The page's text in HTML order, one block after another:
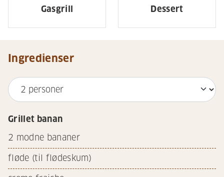
Gasgrill Dessert
Ingredienser
Grillet banan
2 modne bananer
fløde (til flødeskum)